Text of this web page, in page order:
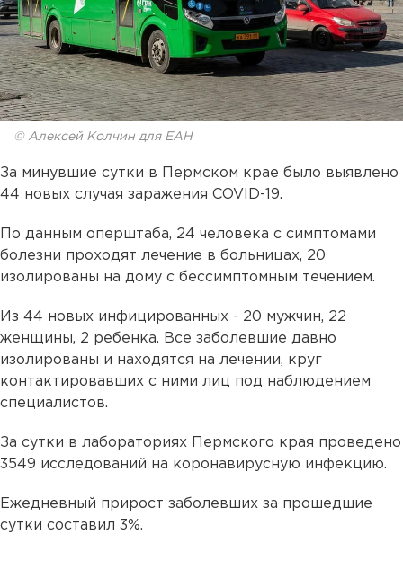
© Алексей Колчин для ЕАН
За минувшие сутки в Пермском крае было выявлено
44 новых случая заражения COVID-19.
По данным оперштаба, 24 человека с симптомами
болезни проходят лечение в больницах, 20
изолированы на дому с бессимптомным течением.
Из 44 новых инфицированных - 20 мужчин, 22
женщины, 2 ребенка. Все заболевшие давно
изолированы и находятся на лечении, круг
контактировавших с ними лиц под наблюдением
специалистов.
За сутки в лабораториях Пермского края проведено
3549 исследований на коронавирусную инфекцию.
Ежедневный прирост заболевших за прошедшие
сутки составил 3%.